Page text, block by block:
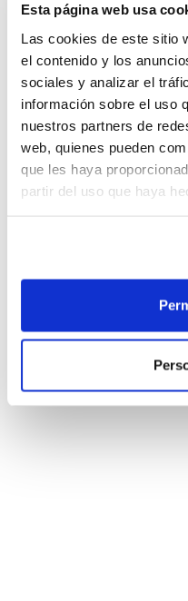
Esta página web usa
Las cookies de este sitio
el contenido y los
sociales y analizar el
información sobre el uso
nuestros partners de
web, quienes pueden
que les haya
partir del uso que haya
En
seu
1